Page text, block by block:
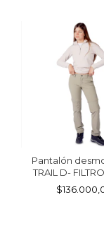
Pantalón
TRAIL D-